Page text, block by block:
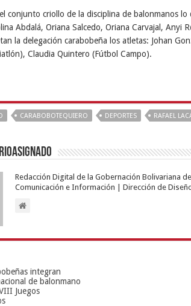
conjunto criollo de la disciplina de balonmanos lo
Abdalá, Oriana Salcedo, Oriana Carvajal, Anyi
la delegación carabobeña los atletas: Johan
Claudia Quintero (Fútbol Campo).
CARABOBOTEQUIERO DEPORTES RAFAEL
Redacción Digital de la Gobernación Bolivariana
Comunicación e Información | Dirección de
integran
de balonmano
Juegos